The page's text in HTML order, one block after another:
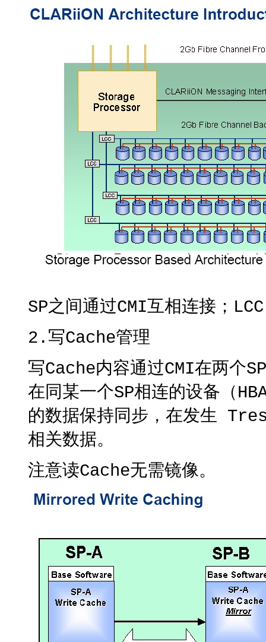
SP之间通过CMI互相连接；
2.写Cache管理
写Cache内容通过CMI在两个
在同某一个SP相连的设备（
的数据保持同步，在发生
相关数据。
注意读Cache无需镜像。